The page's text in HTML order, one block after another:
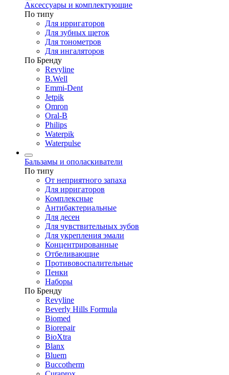
Аксессуары и комплектующие
По типу
Для ирригаторов
Для зубных щеток
Для тонометров
Для ингаляторов
По Бренду
Revyline
B.Well
Emmi-Dent
Jetpik
Omron
Oral-B
Philips
Waterpik
Waterpulse
Бальзамы и ополаскиватели
По типу
От неприятного запаха
Для ирригаторов
Комплексные
Антибактериальные
Для десен
Для чувствительных зубов
Для укрепления эмали
Концентрированные
Отбеливающие
Противовоспалительные
Пенки
Наборы
По Бренду
Revyline
Beverly Hills Formula
Biomed
Biorepair
BioXtra
Blanx
Bluem
Buccotherm